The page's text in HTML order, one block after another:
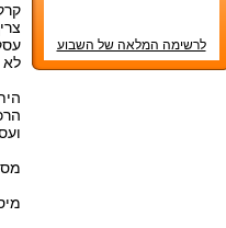
לרשימה המלאה של השבוע
לא